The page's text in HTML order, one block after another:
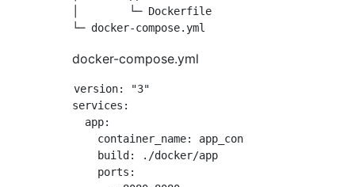
│        └─ Dockerfile
docker-compose.yml
version: "3"
services:
  app:
    container_name: app_container
    build: ./docker/app
    ports: